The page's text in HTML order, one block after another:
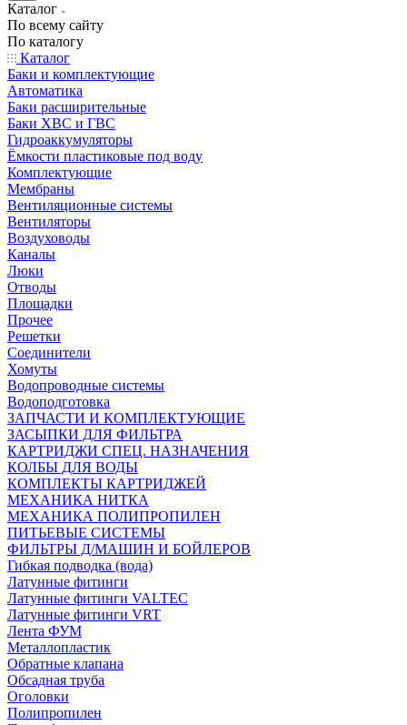
Каталог
По всему сайту
По каталогу
Каталог
Баки и комплектующие
Автоматика
Баки расширительные
Баки ХВС и ГВС
Гидроаккумуляторы
Ёмкости пластиковые под воду
Комплектующие
Мембраны
Вентиляционные системы
Вентиляторы
Воздуховоды
Каналы
Люки
Отводы
Площадки
Прочее
Решетки
Соединители
Хомуты
Водопроводные системы
Водоподготовка
ЗАПЧАСТИ И КОМПЛЕКТУЮЩИЕ
ЗАСЫПКИ ДЛЯ ФИЛЬТРА
КАРТРИДЖИ СПЕЦ. НАЗНАЧЕНИЯ
КОЛБЫ ДЛЯ ВОДЫ
КОМПЛЕКТЫ КАРТРИДЖЕЙ
МЕХАНИКА НИТКА
МЕХАНИКА ПОЛИПРОПИЛЕН
ПИТЬЕВЫЕ СИСТЕМЫ
ФИЛЬТРЫ Д/МАШИН И БОЙЛЕРОВ
Гибкая подводка (вода)
Латунные фитинги
Латунные фитинги VALTEC
Латунные фитинги VRT
Лента ФУМ
Металлопластик
Обратные клапана
Обсадная труба
Оголовки
Полипропилен